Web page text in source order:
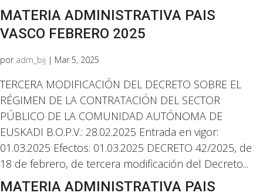
MATERIA ADMINISTRATIVA PAIS
VASCO FEBRERO 2025
por adm_bij | Mar 5, 2025
TERCERA MODIFICACIÓN DEL DECRETO SOBRE EL
RÉGIMEN DE LA CONTRATACIÓN DEL SECTOR
PÚBLICO DE LA COMUNIDAD AUTÓNOMA DE
EUSKADI B.O.P.V.: 28.02.2025 Entrada en vigor:
01.03.2025 Efectos: 01.03.2025 DECRETO 42/2025, de
18 de febrero, de tercera modificación del Decreto...
MATERIA ADMINISTRATIVA PAIS